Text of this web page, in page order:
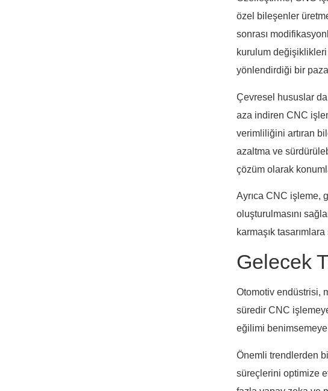
özel bileşenler
sonrası
kurulum değişiklikleri
yönlendirdiği bir
Çevresel hususlar da
aza indiren CNC
verimliliğini artıran
azaltma ve
çözüm olarak
Ayrıca CNC işleme,
oluşturulmasını
karmaşık
Gelecek
Otomotiv endüstrisi,
süredir CNC
eğilimi benimsemeye
Önemli trendlerden
süreçlerini optimize